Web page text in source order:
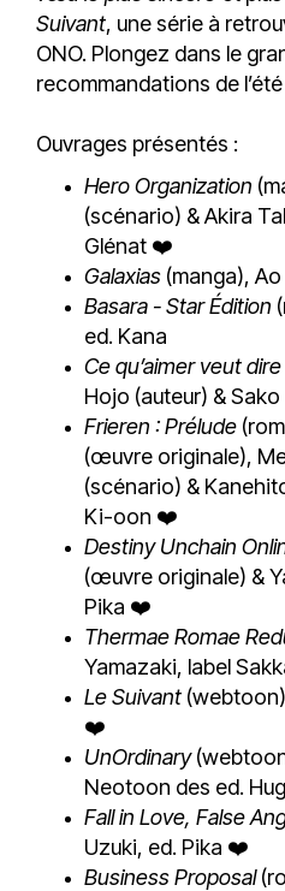
Suivant, une série à
ONO. Plongez dans le
recommandations de
Ouvrages présentés :
Hero Organization
(scénario) & Akira
Glénat ❤️
Galaxias (manga),
Basara - Star Édition
ed. Kana
Ce qu’aimer veut dire
Hojo (auteur) &
Frieren : Prélude
(œuvre originale),
(scénario) &
Ki-oon ❤️
Destiny Unchain
(œuvre originale) &
Pika ❤️
Thermae Romae
Yamazaki, label
Le Suivant
❤️
UnOrdinary
Neotoon des ed.
Fall in Love, False
Uzuki, ed. Pika ❤️
Business Proposal